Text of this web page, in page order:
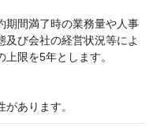
期間満了時の業務量や人事
び会社の経営状況等によ
限を5年とします。
あります。